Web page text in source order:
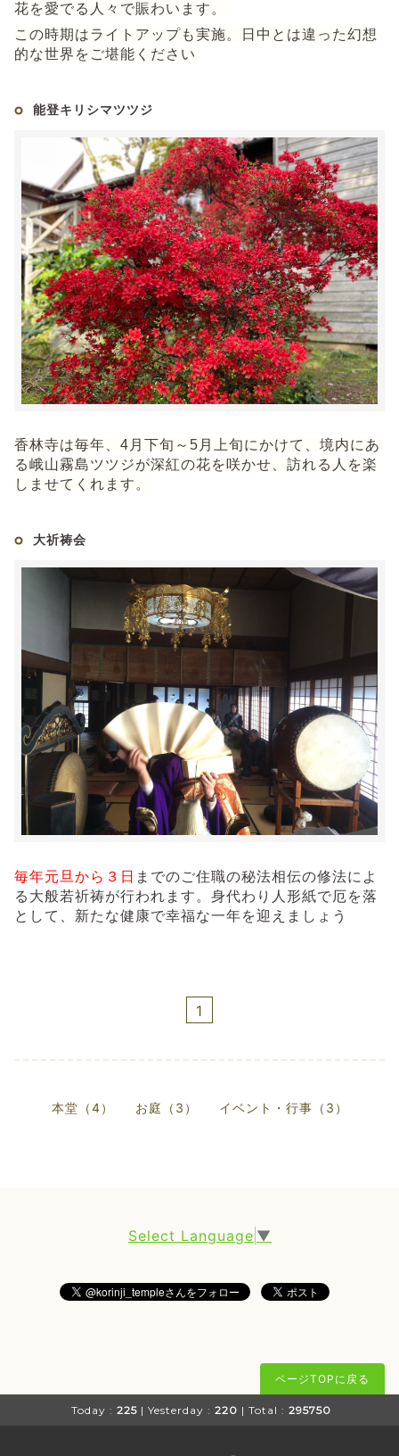
花を愛でる人々で賑わいます。
この時期はライトアップも実施。日中とは違った幻想
的な世界をご堪能ください
能登キリシマツツジ
香林寺は毎年、4月下旬～5月上旬にかけて、境内にあ
る峨山霧島ツツジが深紅の花を咲かせ、訪れる人を楽
しませてくれます。
大祈祷会
毎年元旦から３日 までのご住職の秘法相伝の修法によ
る大般若祈祷が行われます。身代わり人形紙で厄を落
として、新たな健康で幸福な一年を迎えましょう
1
本堂（4） お庭（3） イベント・行事（3）
Select Language ▼
ページTOPに戻る
Today : 225 | Yesterday : 220 | Total : 295750